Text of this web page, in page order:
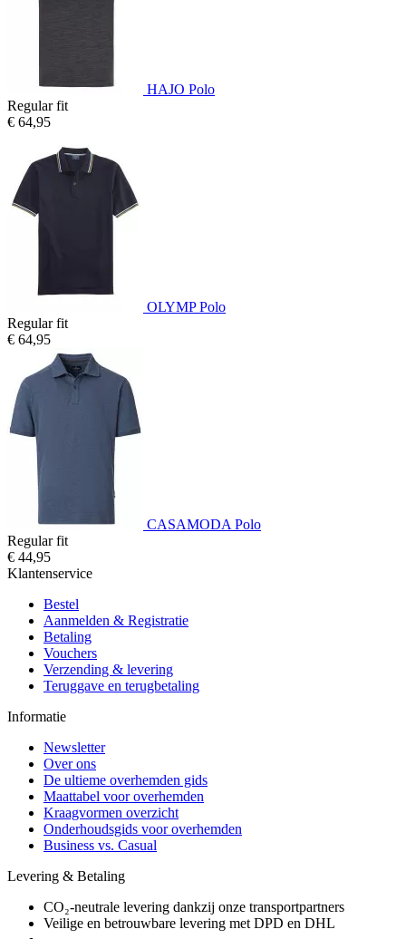
HAJO Polo
Regular fit
€ 64,95
OLYMP Polo
Regular fit
€ 64,95
CASAMODA Polo
Regular fit
€ 44,95
Klantenservice
Bestel
Aanmelden & Registratie
Betaling
Vouchers
Verzending & levering
Teruggave en terugbetaling
Informatie
Newsletter
Over ons
De ultieme overhemden gids
Maattabel voor overhemden
Kraagvormen overzicht
Onderhoudsgids voor overhemden
Business vs. Casual
Levering & Betaling
CO₂-neutrale levering dankzij onze transportpartners
Veilige en betrouwbare levering met DPD en DHL